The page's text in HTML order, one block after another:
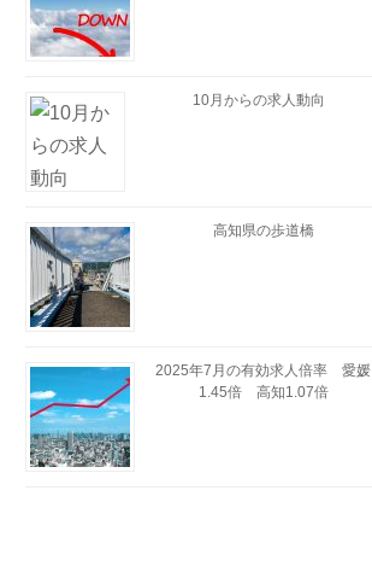
10月からの求人動向
高知県の歩道橋
2025年7月の有効求人倍率 愛媛
1.45倍 高知1.07倍